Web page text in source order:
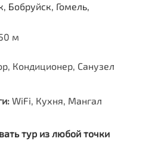
Бобруйск, Гомель,
м
Кондиционер, Санузел
WiFi, Кухня, Мангал
тур из любой точки